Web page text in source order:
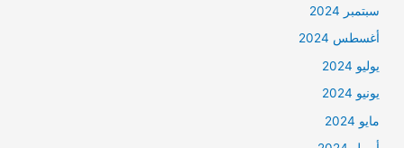
سبتمبر 2024
أغسطس 2024
يوليو 2024
يونيو 2024
مايو 2024